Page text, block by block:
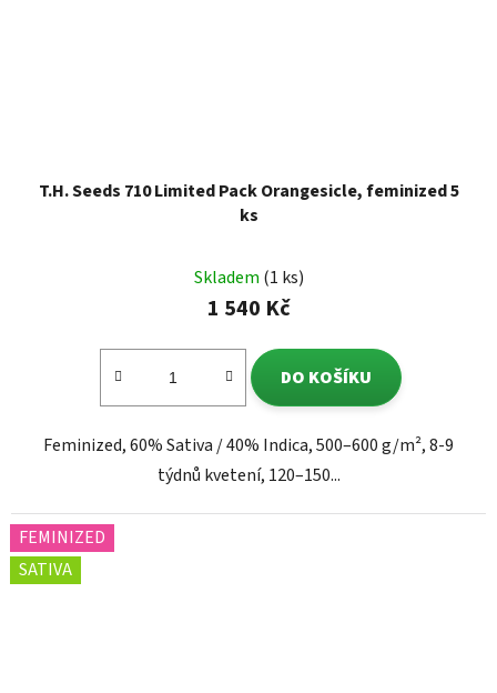
T.H. Seeds 710 Limited Pack Orangesicle, feminized 5
ks
Skladem (1 ks)
1 540 Kč
DO KOŠÍKU
Feminized, 60% Sativa / 40% Indica, 500–600 g/m², 8-9
týdnů kvetení, 120–150...
FEMINIZED
SATIVA